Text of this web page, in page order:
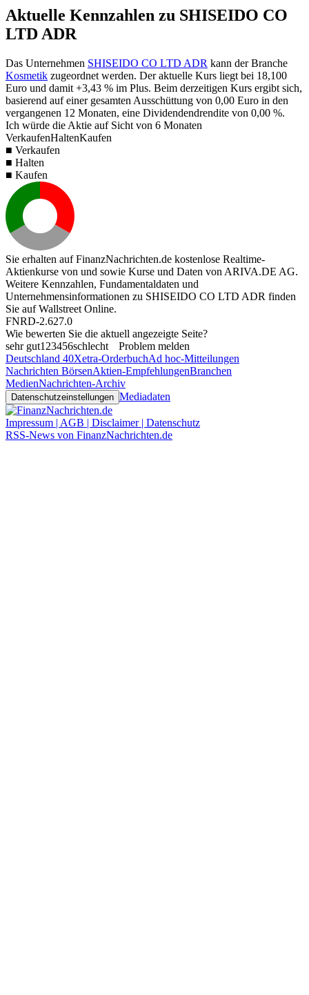
Aktuelle Kennzahlen zu SHISEIDO CO
LTD ADR
Das Unternehmen SHISEIDO CO LTD ADR kann der Branche
Kosmetik zugeordnet werden. Der aktuelle Kurs liegt bei 18,100
Euro und damit +3,43 % im Plus. Beim derzeitigen Kurs ergibt sich,
basierend auf einer gesamten Ausschüttung von 0,00 Euro in den
vergangenen 12 Monaten, eine Dividendendrendite von 0,00 %.
Ich würde die Aktie auf Sicht von 6 Monaten
VerkaufenHaltenKaufen
■ Verkaufen
■ Halten
■ Kaufen
Sie erhalten auf FinanzNachrichten.de kostenlose Realtime-
Aktienkurse von und sowie Kurse und Daten von ARIVA.DE AG.
Weitere Kennzahlen, Fundamentaldaten und
Unternehmensinformationen zu SHISEIDO CO LTD ADR finden
Sie aufWallstreet Online.
FNRD-2.627.0
Wie bewerten Sie die aktuell angezeigte Seite?
sehr gut1 23456schlecht
Problem melden
Deutschland 40Xetra-OrderbuchAd hoc-Mitteilungen
Nachrichten BörsenAktien-EmpfehlungenBranchen
MedienNachrichten-Archiv
Datenschutzeinstellungen Mediadaten
Impressum | AGB | Disclaimer | Datenschutz
RSS-News von FinanzNachrichten.de